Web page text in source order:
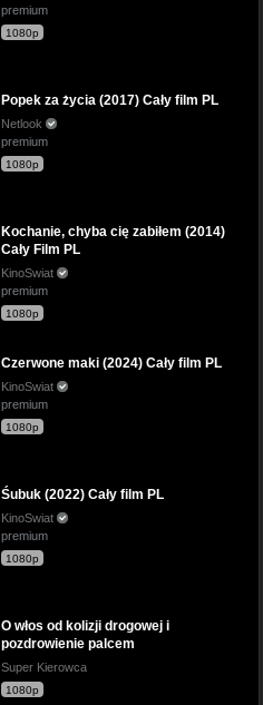
premium
1080p
Popek za życia (2017) Cały film PL
Netlook
premium
1080p
Kochanie, chyba cię zabiłem (2014)
Cały Film PL
KinoSwiat
premium
1080p
Czerwone maki (2024) Cały film PL
KinoSwiat
premium
1080p
Śubuk (2022) Cały film PL
KinoSwiat
premium
1080p
O włos od kolizji drogowej i
pozdrowienie palcem
Super Kierowca
1080p